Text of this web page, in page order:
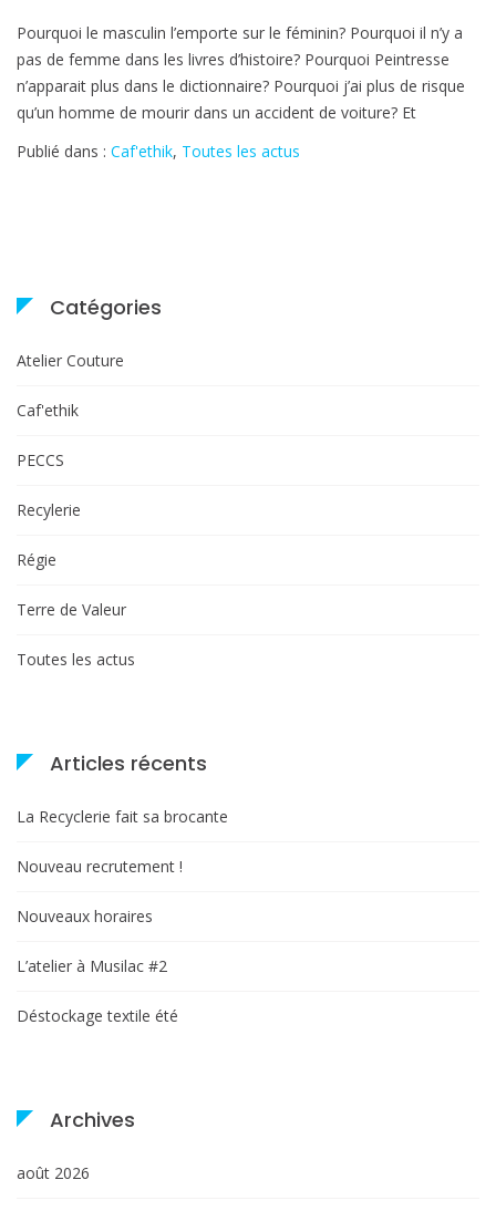
du
31
Mars
:
Femme
Pourquoi le masculin l’emporte sur le féminin? Pourquoi il n’y a
pas de femme dans les livres d’histoire? Pourquoi Peintresse
n’apparait plus dans le dictionnaire? Pourquoi j’ai plus de risque
qu’un homme de mourir dans un accident de voiture? Et
Publié dans : Caf'ethik, Toutes les actus
Catégories
Atelier Couture
Caf'ethik
PECCS
Recylerie
Régie
Terre de Valeur
Toutes les actus
Articles récents
La Recyclerie fait sa brocante
Nouveau recrutement !
Nouveaux horaires
L’atelier à Musilac #2
Déstockage textile été
Archives
août 2026